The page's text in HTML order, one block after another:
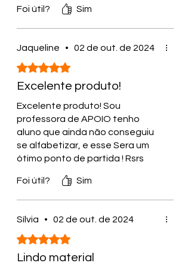
Foi útil? Sim
Jaqueline • 02 de out. de 2024
Rated 5 out of 5 stars.
Excelente produto!
Excelente produto! Sou
professora de APOIO tenho
aluno que ainda não conseguiu
se alfabetizar, e esse Sera um
ótimo ponto de partida ! Rsrs
Foi útil?
Sim
Sílvia • 02 de out. de 2024
Rated 5 out of 5 stars.
Lindo material